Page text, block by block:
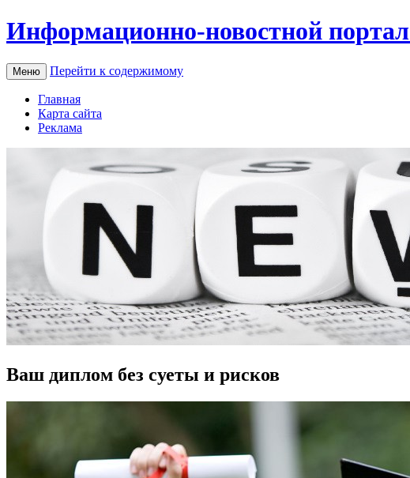
Информационно-новостной
Меню Перейти к содержимому
Главная
Карта сайта
Реклама
Ваш диплом без суеты и рисков